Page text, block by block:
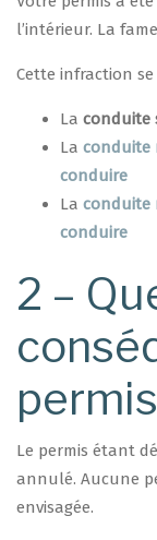
l’intérieur. La
Cette infraction
La conduite
La conduite
conduire
La conduite
conduire
2 –
Le permis étant
annulé. Aucune
envisagée.